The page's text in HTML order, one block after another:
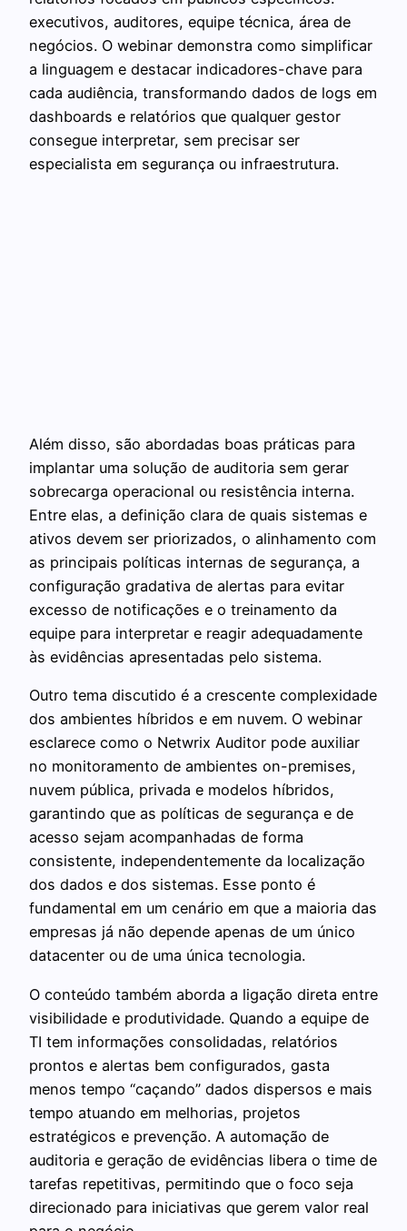
executivos, auditores, equipe técnica, área de
negócios. O webinar demonstra como simplificar
a linguagem e destacar indicadores-chave para
cada audiência, transformando dados de logs em
dashboards e relatórios que qualquer gestor
consegue interpretar, sem precisar ser
especialista em segurança ou infraestrutura.
Além disso, são abordadas boas práticas para
implantar uma solução de auditoria sem gerar
sobrecarga operacional ou resistência interna.
Entre elas, a definição clara de quais sistemas e
ativos devem ser priorizados, o alinhamento com
as principais políticas internas de segurança, a
configuração gradativa de alertas para evitar
excesso de notificações e o treinamento da
equipe para interpretar e reagir adequadamente
às evidências apresentadas pelo sistema.
Outro tema discutido é a crescente complexidade
dos ambientes híbridos e em nuvem. O webinar
esclarece como o Netwrix Auditor pode auxiliar
no monitoramento de ambientes on-premises,
nuvem pública, privada e modelos híbridos,
garantindo que as políticas de segurança e de
acesso sejam acompanhadas de forma
consistente, independentemente da localização
dos dados e dos sistemas. Esse ponto é
fundamental em um cenário em que a maioria das
empresas já não depende apenas de um único
datacenter ou de uma única tecnologia.
O conteúdo também aborda a ligação direta entre
visibilidade e produtividade. Quando a equipe de
TI tem informações consolidadas, relatórios
prontos e alertas bem configurados, gasta
menos tempo “caçando” dados dispersos e mais
tempo atuando em melhorias, projetos
estratégicos e prevenção. A automação de
auditoria e geração de evidências libera o time de
tarefas repetitivas, permitindo que o foco seja
direcionado para iniciativas que gerem valor real